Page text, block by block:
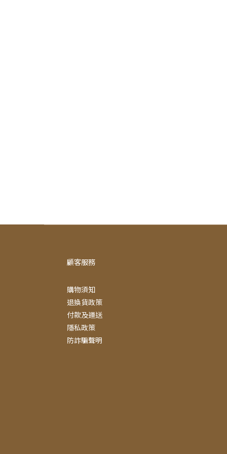
顧客服務
購物須知
退換貨政策
付款及運送
隱私政策
防詐騙聲明